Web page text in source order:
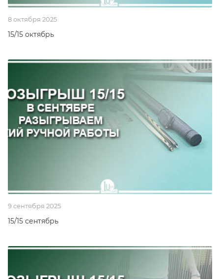
8 октября 2025
15/15 октябрь
9 сентября 2025
15/15 сентябрь